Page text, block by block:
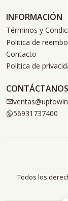
INFORMACIÓN
Términos y
Politica de
Contacto
Política de
CONTÁCTANOS
56931737400
Todos los